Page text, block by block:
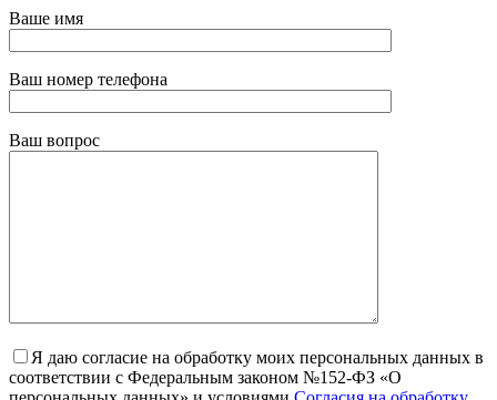
Ваше имя
Ваш номер телефона
Ваш вопрос
Я даю согласие на обработку моих персональных данных в
соответствии с Федеральным законом №152-ФЗ «О